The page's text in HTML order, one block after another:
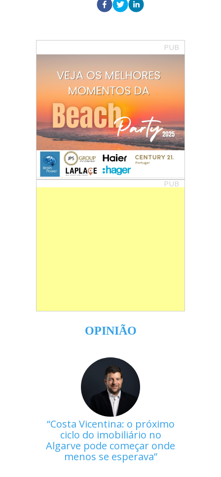
PUB
PUB
OPINIÃO
Costa Vicentina: o próximo
ciclo do imobiliário no
Algarve pode começar onde
menos se esperava